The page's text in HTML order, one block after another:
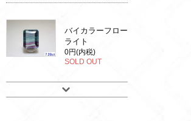
バイカラーフロー
ライト
0円(内税)
SOLD OUT